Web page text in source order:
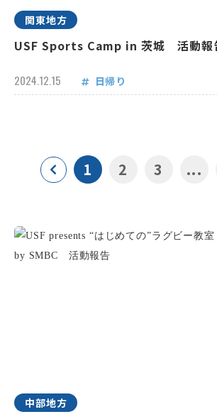
関東地方
USF Sports Camp in 茨城 活動報
2024.12.15 日帰り
1 2 3 ...
中部地方